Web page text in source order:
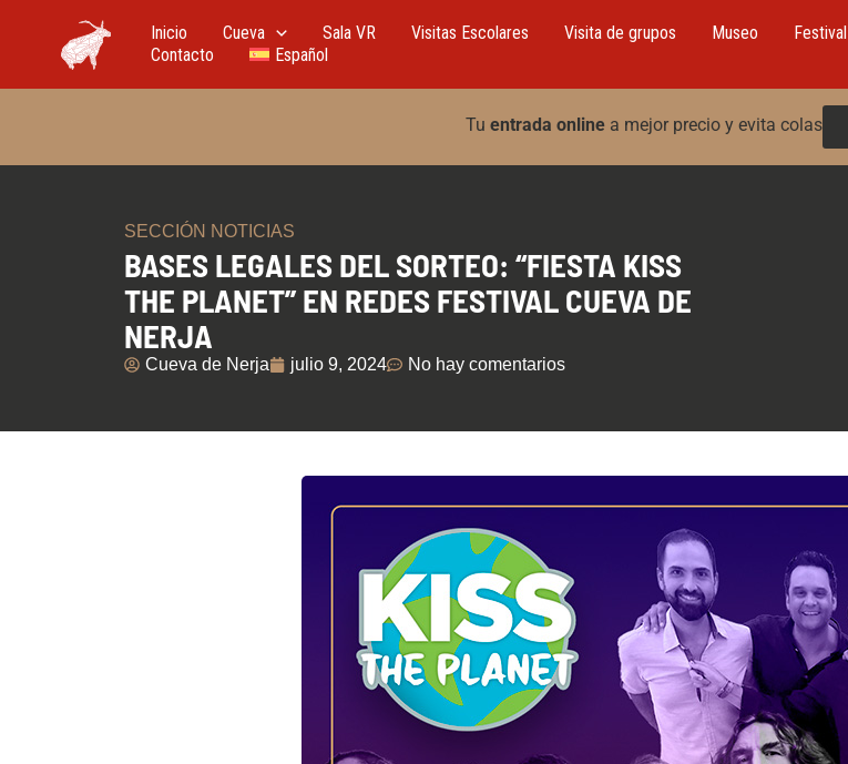
contenido
Inicio Cueva Sala VR Visitas Escolares Visita de grupos Museo Festival
Contacto
Español
Tu entrada online a mejor precio y evita colas
SECCIÓN NOTICIAS
BASES LEGALES DEL SORTEO: “FIESTA KISS
THE PLANET” EN REDES FESTIVAL CUEVA DE
NERJA
Cueva de Nerja julio 9, 2024 No hay comentarios